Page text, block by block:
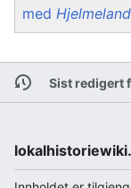
med
Sist redigert